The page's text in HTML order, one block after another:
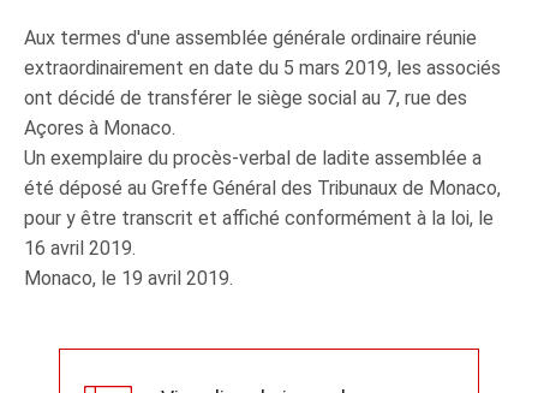
Aux termes d'une assemblée générale ordinaire réunie
extraordinairement en date du 5 mars 2019, les associés
ont décidé de transférer le siège social au 7, rue des
Açores à Monaco.
Un exemplaire du procès-verbal de ladite assemblée a
été déposé au Greffe Général des Tribunaux de Monaco,
pour y être transcrit et affiché conformément à la loi, le
16 avril 2019.
Monaco, le 19 avril 2019.